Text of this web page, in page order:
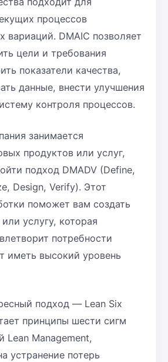
процессов
вариаций. DMAIC позволяет
цели и требования
показатели качества,
данные, внести улучшения
контроля процессов.
занимается
продуктов или услуг,
подход DMADV (Define,
Design, Verify). Этот
поможет вам создать
услугу, которая
потребности
иметь высокий уровень
подход — Lean Six
принципы шести сигм
Lean Management,
устранение потерь